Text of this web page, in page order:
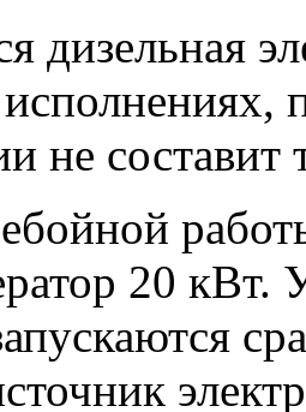
дизельная
не составит
20 кВт.